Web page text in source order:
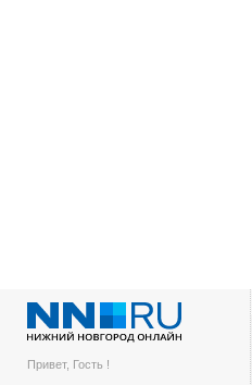
Привет, Гость !